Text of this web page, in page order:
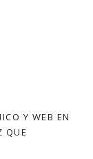
Y WEB EN
QUE